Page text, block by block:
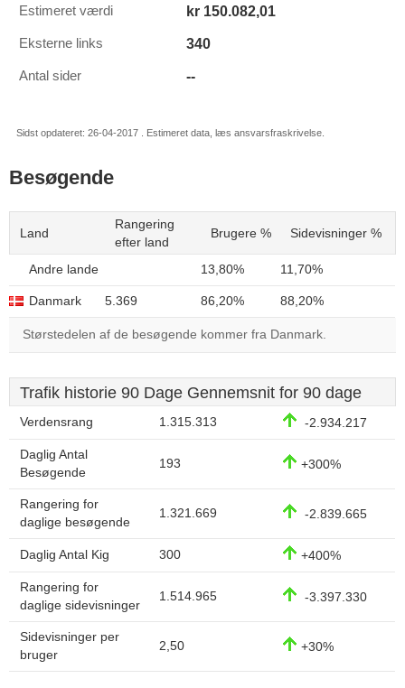
Estimeret værdi kr 150.082,01
Eksterne links 340
Antal sider --
Sidst opdateret: 26-04-2017 . Estimeret data, læs ansvarsfraskrivelse.
Besøgende
Land
Rangering
efter land
Brugere % Sidevisninger %
Andre lande 13,80% 11,70%
Danmark 5.369 86,20% 88,20%
Størstedelen af de besøgende kommer fra Danmark.
Trafik historie 90 Dage Gennemsnit for 90 dage
Verdensrang 1.315.313 -2.934.217
Daglig Antal
Besøgende
193 +300%
Rangering for
daglige besøgende
1.321.669 -2.839.665
Daglig Antal Kig 300 +400%
Rangering for
daglige sidevisninger
1.514.965 -3.397.330
Sidevisninger per
bruger
2,50 +30%